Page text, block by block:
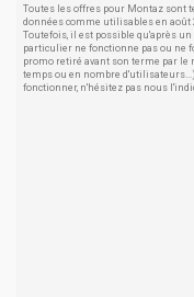
Toutes les offres pour Montaz sont
données comme utilisables en août
Toutefois, il est possible qu'après
particulier ne fonctionne pas ou ne
promo retiré avant son terme par
temps ou en nombre
fonctionner, n'hésitez pas nous